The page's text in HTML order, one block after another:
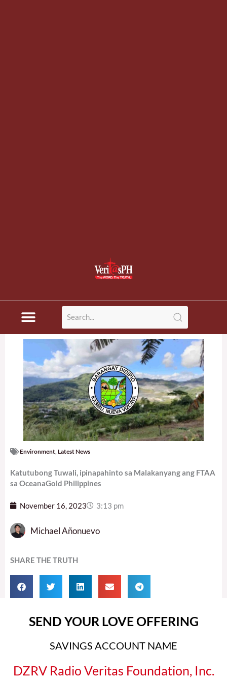
Environment Latest News
Katutubong Tuwali, ipinapahinto sa Malakanyang ang FTAA
sa OceanaGold Philippines
November 16, 2023 3:13 pm
Michael Añonuevo
SHARE THE TRUTH
SEND YOUR LOVE OFFERING
SAVINGS ACCOUNT NAME
DZRV Radio Veritas Foundation, Inc.